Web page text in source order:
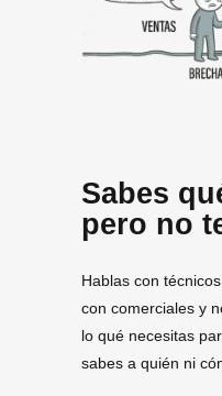
Sabes
pero no
Hablas con
con comerciales y
lo qué necesitas
sabes a quién ni